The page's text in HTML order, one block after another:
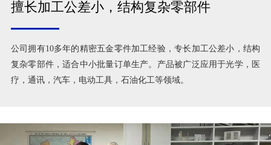
擅长加工公差小，结构复杂零部件
公司拥有10多年的精密五金零件加工经验，专长加工公差小，结构
复杂零部件，适合中小批量订单生产。产品被广泛应用于光学，医
疗，通讯，汽车，电动工具，石油化工等领域。